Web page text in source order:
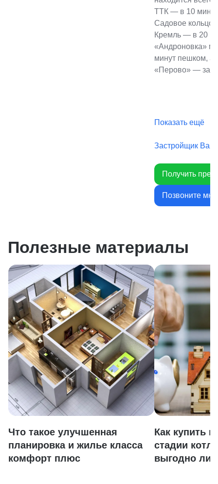
ТТК — в 10
Садовое кольцо
Кремль — в 20
«Андроновка»
минут пешком, а
«Перово» — за
Показать ещё
Застройщик
Получить
Позвоните мне
Полезные материалы
Что такое улучшенная
планировка и жилье класса
комфорт плюс
Как купить
стадии
выгодно ли